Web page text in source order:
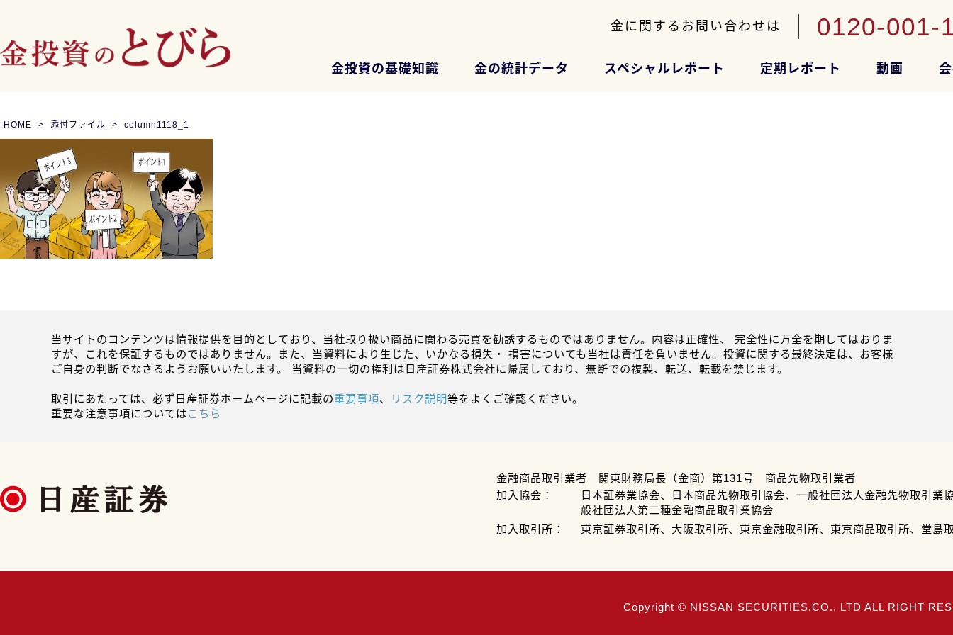
金に関するお問い合わせは 0120-001-
金投資の基礎知識 金の統計データ スペシャルレポート 定期レポート 動画
HOME 添付ファイル column1118_1
当サイトのコンテンツは情報提供を目的としており、当社取り扱い商品に関わる売買を勧誘するものではありません。内容は正確性、 完全性に万全を期してはおりま
すが、これを保証するものではありません。また、当資料により生じた、いかなる損失・ 損害についても当社は責任を負いません。投資に関する最終決定は、お客様
ご自身の判断でなさるようお願いいたします。 当資料の一切の権利は日産証券株式会社に帰属しており、無断での複製、転送、転載を禁じます。
取引にあたっては、必ず日産証券ホームページに記載の重要事項、 リスク説明等をよくご確認ください。
重要な注意事項についてはこちら
金融商品取引業者 関東財務局長（金商）第131号 商品先物取引業者
加入協会：
日本証券業協会、日本商品先物取引協会、一般社団法人金融先物取引業
般社団法人第二種金融商品取引業協会
加入取引所：
東京証券取引所、大阪取引所、東京金融取引所、東京商品取引所、堂島
Copyright © NISSAN SECURITIES.CO., LTD ALL RIGHT